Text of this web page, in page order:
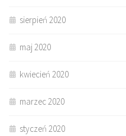
sierpień 2020
maj 2020
kwiecień 2020
marzec 2020
styczeń 2020